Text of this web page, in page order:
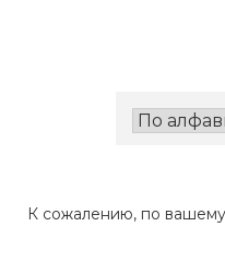
К сожалению, по